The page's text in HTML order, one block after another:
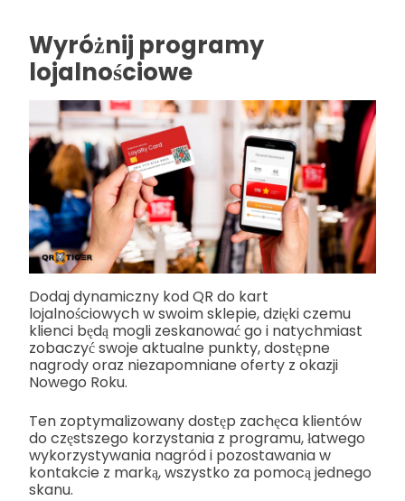
Wyróżnij programy
lojalnościowe
Dodaj dynamiczny kod QR do kart
lojalnościowych w swoim sklepie, dzięki czemu
klienci będą mogli zeskanować go i natychmiast
zobaczyć swoje aktualne punkty, dostępne
nagrody oraz niezapomniane oferty z okazji
Nowego Roku.
Ten zoptymalizowany dostęp zachęca klientów
do częstszego korzystania z programu, łatwego
wykorzystywania nagród i pozostawania w
kontakcie z marką, wszystko za pomocą jednego
skanu.